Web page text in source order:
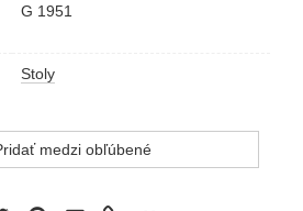
G 1951
Stoly
medzi obľúbené